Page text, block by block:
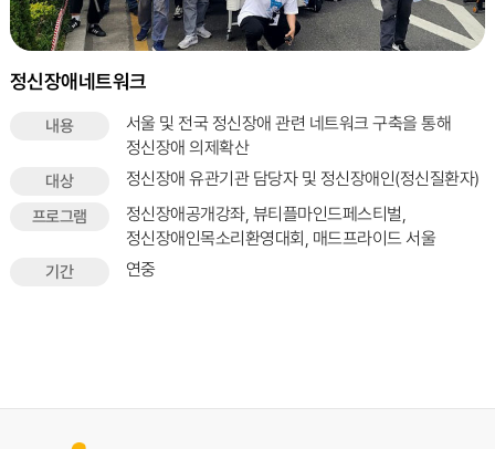
정신장애네트워크
내용
서울 및 전국 정신장애 관련 네트워크 구축을 통해
정신장애 의제확산
대상 정신장애 유관기관 담당자 및 정신장애인(정신질환자)
프로그램
정신장애공개강좌, 뷰티플마인드페스티벌,
정신장애인목소리환영대회, 매드프라이드 서울
기간 연중